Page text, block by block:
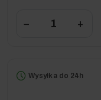
− +
Wysyłka do 24h